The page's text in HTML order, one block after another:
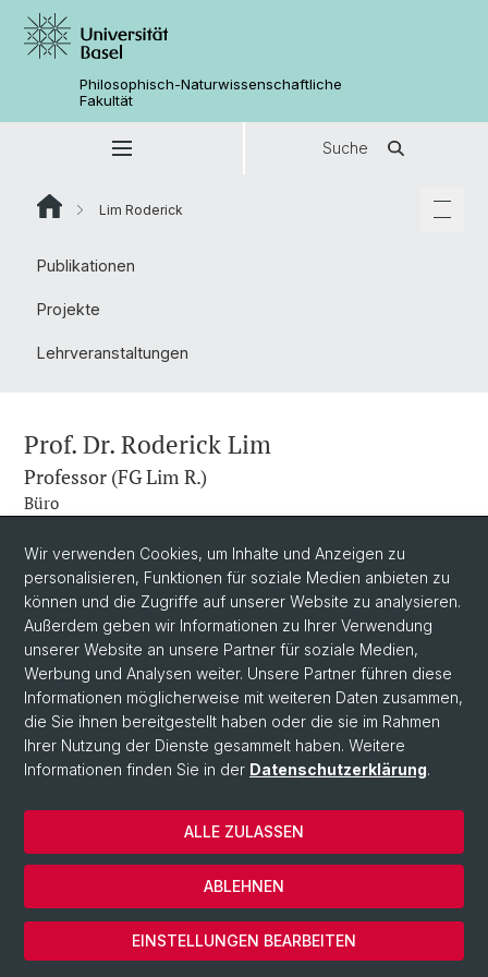
Philosophisch-Naturwissenschaftliche
Fakultät
Suche
Lim Roderick
Publikationen
Projekte
Lehrveranstaltungen
Prof. Dr. Roderick Lim
Professor (FG Lim R.)
Büro
4056 Basel
Schweiz
Kontakt
roderick.lim@unibas.ch
+41 61 207 20 83
Wir verwenden Cookies, um Inhalte und Anzeigen zu
personalisieren, Funktionen für soziale Medien anbieten zu
können und die Zugriffe auf unserer Website zu analysieren.
Außerdem geben wir Informationen zu Ihrer Verwendung
unserer Website an unsere Partner für soziale Medien,
Werbung und Analysen weiter. Unsere Partner führen diese
Informationen möglicherweise mit weiteren Daten zusammen,
die Sie ihnen bereitgestellt haben oder die sie im Rahmen
Ihrer Nutzung der Dienste gesammelt haben. Weitere
Informationen finden Sie in der Datenschutzerklärung.
EINSTELLUNGEN BEARBEITEN
ABLEHNEN
ALLE ZULASSEN